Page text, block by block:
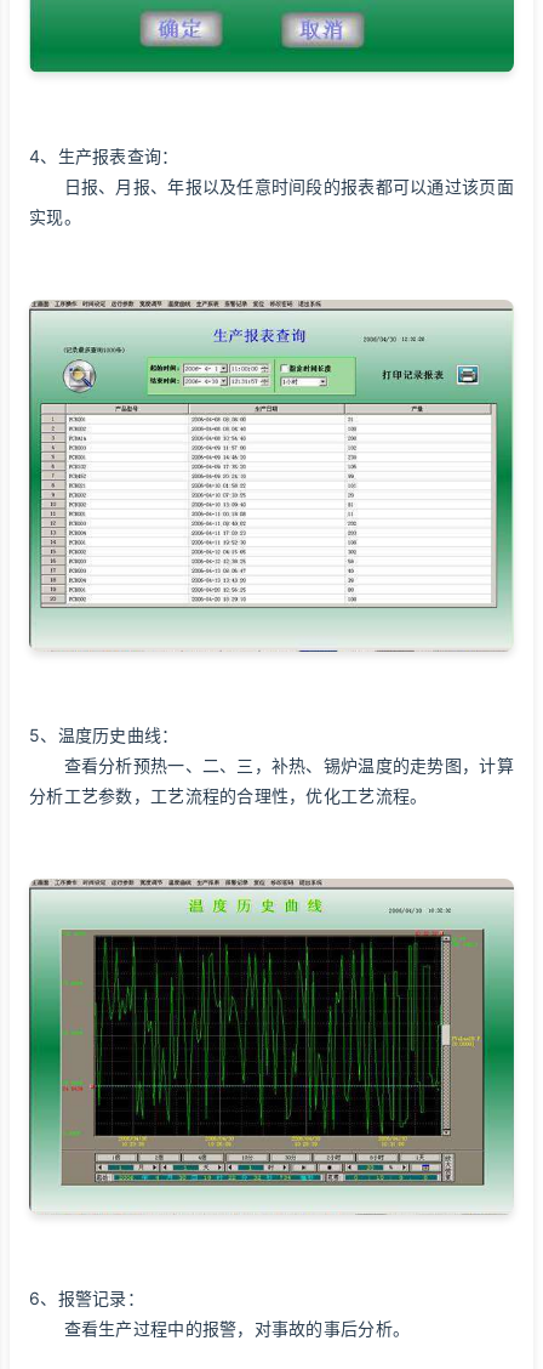
4、生产报表查询：
日报、月报、年报以及任意时间段的报表都可以通过该页面
实现。
5、温度历史曲线：
查看分析预热一、二、三，补热、锡炉温度的走势图，计算
分析工艺参数，工艺流程的合理性，优化工艺流程。
6、报警记录：
查看生产过程中的报警，对事故的事后分析。